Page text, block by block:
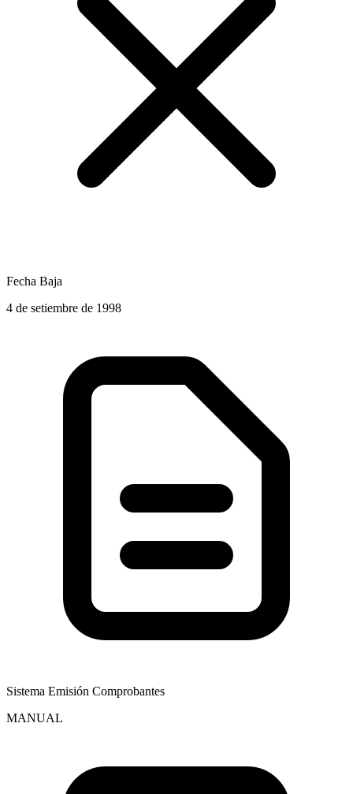
Fecha Baja
4 de setiembre de 1998
Sistema Emisión Comprobantes
MANUAL